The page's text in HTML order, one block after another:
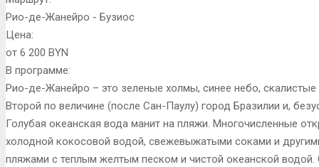
Рио-де-Жанейро - Бузиос
Цена:
от 6 200 BYN
В программе:
Рио-де-Жанейро – это зеленые холмы, синее небо,
Второй по величине (после Сан-Паулу) город Бразилии и,
Голубая океанская вода манит на пляжи. Многочисленные
холодной кокосовой водой, свежевыжатыми соками и
пляжами с теплым желтым песком и чистой океанской